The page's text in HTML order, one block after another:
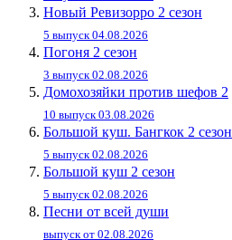
Новый Ревизорро 2 сезон
5 выпуск 04.08.2026
Погоня 2 сезон
3 выпуск 02.08.2026
Домохозяйки против шефов 2
10 выпуск 03.08.2026
Большой куш. Бангкок 2 сезон
5 выпуск 02.08.2026
Большой куш 2 сезон
5 выпуск 02.08.2026
Песни от всей души
выпуск от 02.08.2026